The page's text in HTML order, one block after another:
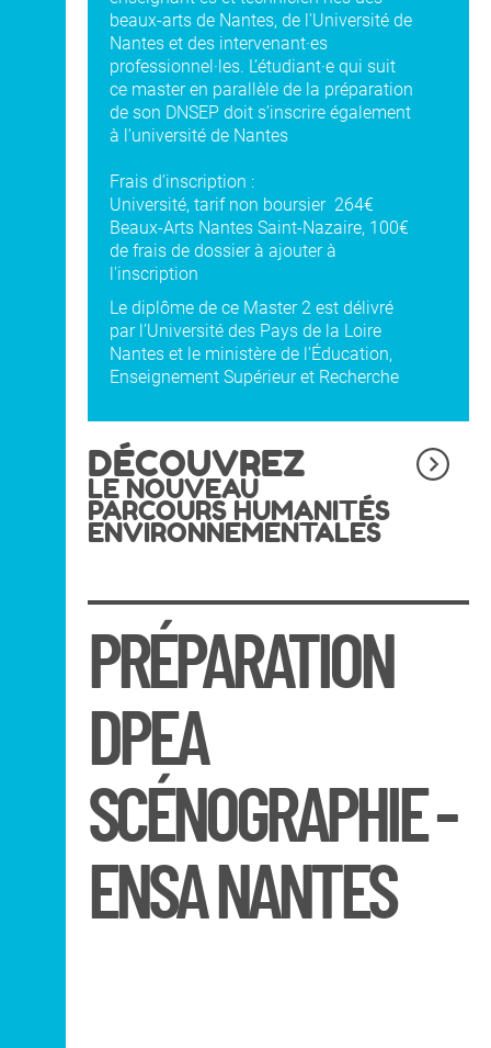
beaux-arts de Nantes, de l'Université de
Nantes et des intervenant·es
professionnel·les. L’étudiant·e qui suit
ce master en parallèle de la préparation
de son DNSEP doit s’inscrire également
à l’université de Nantes
Frais d’inscription :
Université, tarif non boursier 264€
Beaux-Arts Nantes Saint-Nazaire, 100€
de frais de dossier à ajouter à
l'inscription
Le diplôme de ce Master 2 est délivré
par l’Université des Pays de la Loire
Nantes et le ministère de l'Éducation,
Enseignement Supérieur et Recherche
DÉCOUVREZ
LE NOUVEAU
PARCOURS HUMANITÉS
ENVIRONNEMENTALES
PRÉPARATION
DPEA
SCÉNOGRAPHIE -
ENSA NANTES